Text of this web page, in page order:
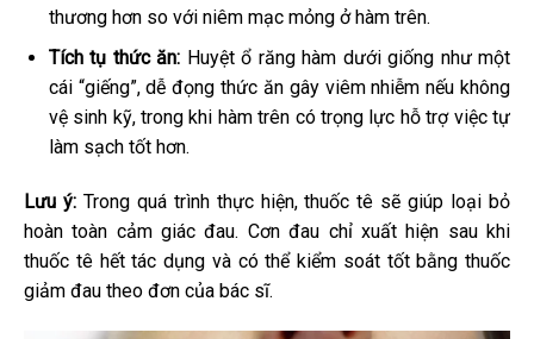
thương hơn so với niêm mạc mỏng ở hàm trên.
Tích tụ thức ăn: Huyệt ổ răng hàm dưới giống như một
cái “giếng”, dễ đọng thức ăn gây viêm nhiễm nếu không
vệ sinh kỹ, trong khi hàm trên có trọng lực hỗ trợ việc tự
làm sạch tốt hơn.
Lưu ý:Trong quá trình thực hiện, thuốc tê sẽ giúp loại bỏ
hoàn toàn cảm giác đau. Cơn đau chỉ xuất hiện sau khi
thuốc tê hết tác dụng và có thể kiểm soát tốt bằng thuốc
giảm đau theo đơn của bác sĩ.